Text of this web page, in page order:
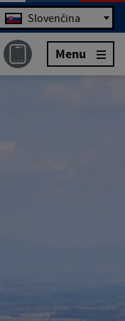
Jazyk Slovenčina
Menu